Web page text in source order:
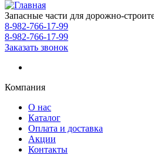
Запасные части для дорожно-
8-982-766-17-99
8-982-766-17-99
Заказать звонок
Компания
О нас
Каталог
Оплата и доставка
Акции
Контакты